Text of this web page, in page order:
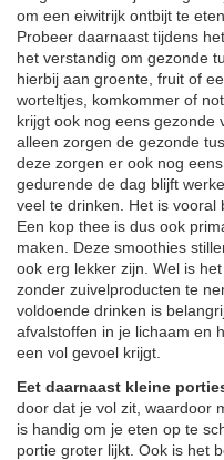
om een eiwitrijk ontbijt te
Probeer daarnaast tijdens
het verstandig om gezonde
hierbij aan groente, fruit of
worteltjes, komkommer of
krijgt ook nog eens gezonde
alleen zorgen de gezonde
deze zorgen er ook nog
gedurende de dag blijft
veel te drinken. Het is vooral
Een kop thee is dus ook
maken. Deze smoothies
ook erg lekker zijn. Wel is
zonder zuivelproducten te
voldoende drinken is
afvalstoffen in je lichaam en
een vol gevoel krijgt.
Eet daarnaast kleine
door dat je vol zit, waardoor
is handig om je eten op te
portie groter lijkt. Ook is het